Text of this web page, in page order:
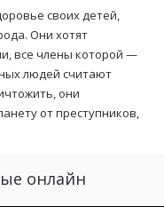
своих детей,
Они хотят
все члены которой —
людей считают
они
от преступников,
онлайн